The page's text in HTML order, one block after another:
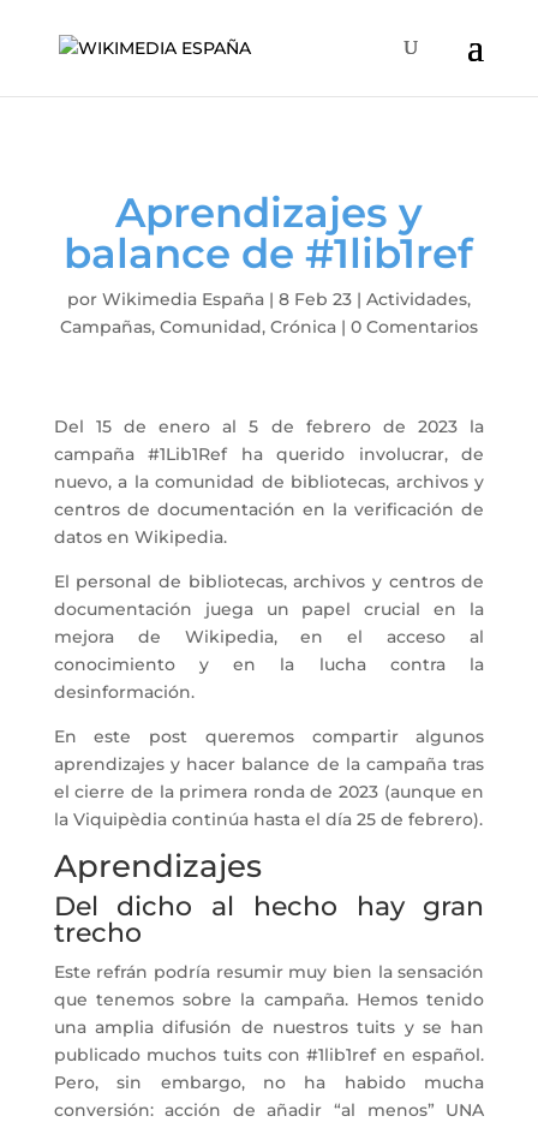
Aprendizajes y
balance de #1lib1ref
por Wikimedia España| 8 Feb 23| Actividades,
Campañas, Comunidad, Crónica| 0 Comentarios
Del 15 de enero al 5 de febrero de 2023 la
campaña #1Lib1Ref ha querido involucrar, de
nuevo, a la comunidad de bibliotecas, archivos y
centros de documentación en la verificación de
datos en Wikipedia.
El personal de bibliotecas, archivos y centros de
documentación juega un papel crucial en la
mejora de Wikipedia, en el acceso al
conocimiento y en la lucha contra la
desinformación.
En este post queremos compartir algunos
aprendizajes y hacer balance de la campaña tras
el cierre de la primera ronda de 2023 (aunque en
la Viquipèdia continúa hasta el día 25 de febrero).
Aprendizajes
Del dicho al hecho hay gran
trecho
Este refrán podría resumir muy bien la sensación
que tenemos sobre la campaña. Hemos tenido
una amplia difusión de nuestros tuits y se han
publicado muchos tuits con #1lib1ref en español.
Pero, sin embargo, no ha habido mucha
conversión: acción de añadir “al menos” UNA